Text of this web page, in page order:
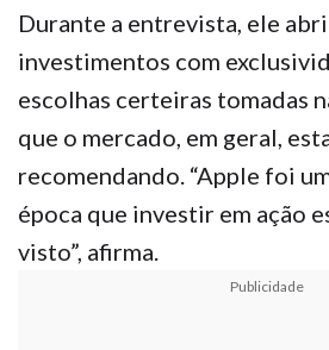
Durante a entrevista, ele
investimentos com
escolhas certeiras tomadas
que o mercado, em geral,
recomendando. “Apple foi
época que investir em ação
visto”, afirma.
Publicidade